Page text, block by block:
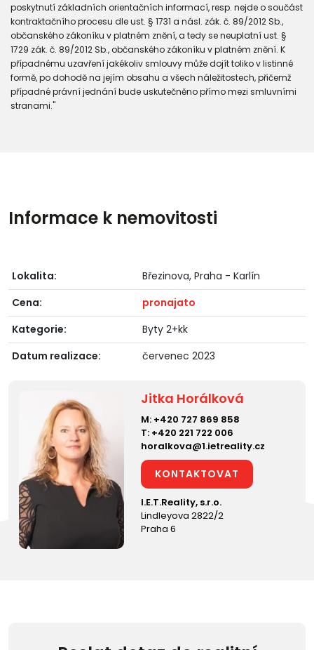
poskytnutí základních orientačních informací, resp. nejde o součást
kontraktačního procesu dle ust. § 1731 a násl. zák. č. 89/2012 Sb.,
občanského zákoníku v platném znění, a tedy se neuplatní ust. §
1729 zák. č. 89/2012 Sb., občanského zákoníku v platném znění. K
případnému uzavření jakékoliv smlouvy může dojít toliko v listinné
formě, po dohodě na jejím obsahu a všech náležitostech, přičemž
případné právní jednání bude uskutečněno přímo mezi smluvními
stranami."
Informace k nemovitosti
Lokalita:
Březinova, Praha - Karlín
Cena:
pronajato
Kategorie:
Byty 2+kk
Datum realizace:
červenec 2023
Jitka Horálková
M: +420 727 869 858
T: +420 221 722 006
horalkova@1.ietreality.cz
KONTAKTOVAT
I.E.T.Reality, s.r.o.
Lindleyova 2822/2
Praha 6